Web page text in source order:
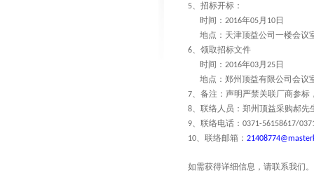
5、招标开标：
时间： 2016年05月 10日
地点：天津顶益公司一楼会议
6、领取招标文件
时间： 2016年03月 25日
地点：郑州顶益有限公司会议
7、备注：声明严禁关联厂商参
8、联络人员：郑州顶益采购郝
9、联络电话： 0371-56158617/
10、联络邮箱：
如需获得详细信息，请联系我们。